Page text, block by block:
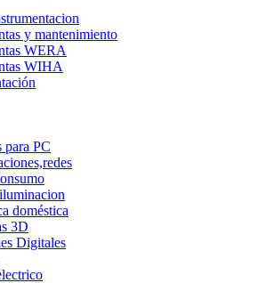
y mantenimiento
WERA
WIHA
para PC
doméstica
3D
Digitales